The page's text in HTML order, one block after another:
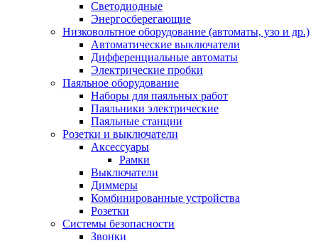
Светодиодные
Энергосберегающие
Низковольтное оборудование (автоматы, узо и др.)
Автоматические выключатели
Дифференциальные автоматы
Электрические пробки
Паяльное оборудование
Наборы для паяльных работ
Паяльники электрические
Паяльные станции
Розетки и выключатели
Аксессуары
Рамки
Выключатели
Диммеры
Комбинированные устройства
Розетки
Системы безопасности
Звонки